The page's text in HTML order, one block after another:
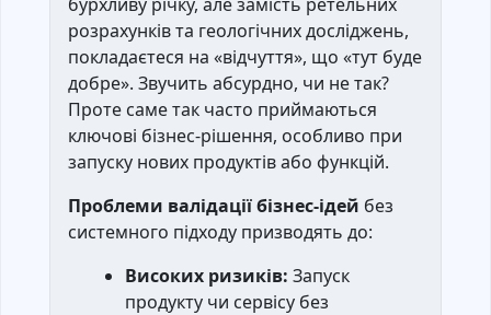
розрахунків та геологічних досліджень,
покладаєтеся на «відчуття», що «тут буде
добре». Звучить абсурдно, чи не так?
Проте саме так часто приймаються
ключові бізнес-рішення, особливо при
запуску нових продуктів або функцій.
Проблеми валідації бізнес-ідей без
системного підходу призводять до:
Високих ризиків: Запуск
продукту чи сервісу без